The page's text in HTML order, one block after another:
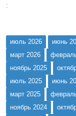
:
июль 2026 июнь
март 2026
ноябрь 2025
июль 2025
июнь
март 2025
ноябрь 2024